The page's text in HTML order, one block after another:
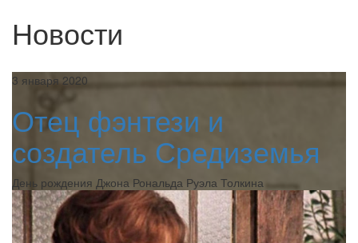
Новости
3 января 2020
Отец фэнтези и
создатель Средиземья
День рождения Джона Рональда Руэла Толкина